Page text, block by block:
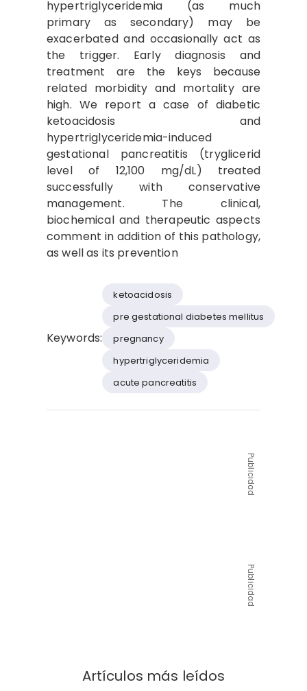
hypertriglyceridemia (as much
primary as secondary) may be
exacerbated and occasionally act as
the trigger. Early diagnosis and
treatment are the keys because
related morbidity and mortality are
high. We report a case of diabetic
ketoacidosis and
hypertriglyceridemia-induced
gestational pancreatitis (tryglicerid
level of 12,100 mg/dL) treated
successfully with conservative
management. The clinical,
biochemical and therapeutic aspects
comment in addition of this pathology,
as well as its prevention
Keywords:
ketoacidosis
pre gestational diabetes mellitus
pregnancy
hypertriglyceridemia
acute pancreatitis
Publicidad
Publicidad
Artículos más leídos